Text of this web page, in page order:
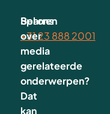
Bel ons
+31 23 888 2001
Sparren
over
media
gerelateerde
onderwerpen?
Dat
kan